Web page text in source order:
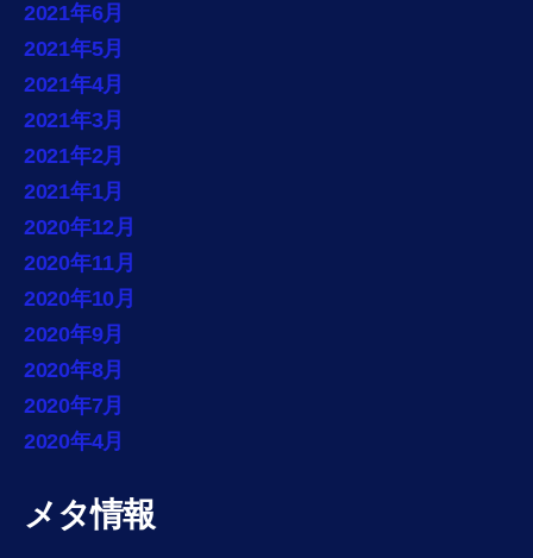
2021年6月
2021年5月
2021年4月
2021年3月
2021年2月
2021年1月
2020年12月
2020年11月
2020年10月
2020年9月
2020年8月
2020年7月
2020年4月
メタ情報